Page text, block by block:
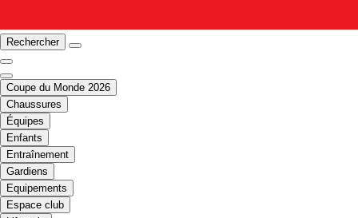
Rechercher
Coupe du Monde 2026
Chaussures
Équipes
Enfants
Entraînement
Gardiens
Equipements
Espace club